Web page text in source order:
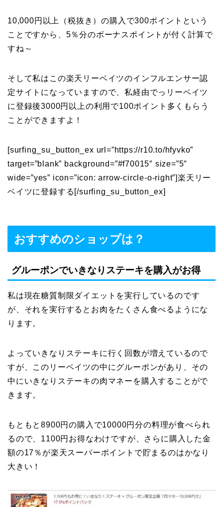
10,000円以上（税抜き）の購入で300ポイントという
ことですから、5％分のボーナスポイントが付く計算で
すね～
そして私はこの楽天リーベイツのインフルエンサー認
定サイトになっていますので、私経由でっリーベイツ
に登録後3000円以上の利用で100ポイント多くもらう
ことができますよ！
[surfing_su_button_ex url=”https://r10.to/hfyvko”
target=”blank” background=”#f70015″ size=”5″
wide=”yes” icon=”icon: arrow-circle-o-right”]楽天リー
ベイツに登録する[/surfing_su_button_ex]
おすすめのショップは？
グルーポンでいきなりステーキを購入がお得
私は現在糖質制限ダイエットを実行しているのです
が、それを実行するとお肉をたくさん食べるようにな
ります。
よっていきなりステーキに行く回数が増えているので
すが、このリーベイツの中にグルーポンがあり、その
中にいきなりステーキの肉マネーを購入することがで
きます。
もともと8900円の購入で10000円分の料理が食べられ
るので、1100円お得なわけですが、さらに購入した金
額の17％が楽天スーパーポイントで貯まるのはかなり
大きい！